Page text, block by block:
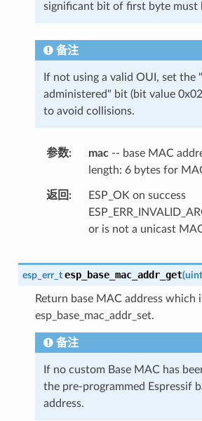
significant bit of first byte must
备注
If not using a valid OUI, set the
administered" bit (bit value
to avoid collisions.
参数 mac-- base MAC
length: 6 bytes for
返回
ESP_OK on success
or is not a unicast
esp_err_t esp_base_mac_addr_get(
Return base MAC address which
esp_base_mac_addr_set.
备注
If no custom Base MAC has
the pre-programmed Espressif
address.